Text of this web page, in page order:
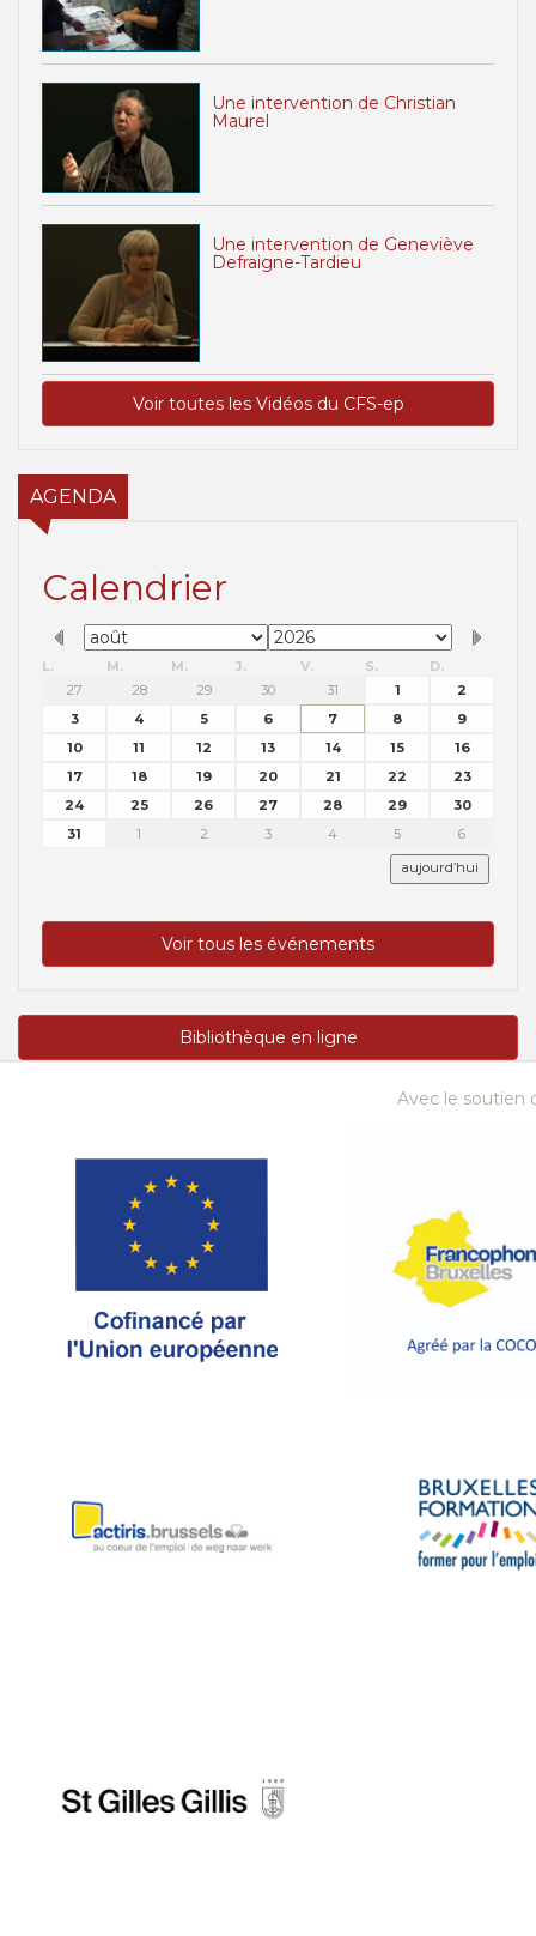
Une intervention de Christian
Maurel
Une intervention de Geneviève
Defraigne-Tardieu
Voir toutes les Vidéos du CFS-ep
AGENDA
Calendrier
L. M. M. J. V. S.
D.
27
28 29 30 31 1
2
3
4 5 6 7 8
9
10
11 12 13 14 15
16
17
18 19 20 21 22
23
24
25 26 27 28 29
30
31
1 2 3 4 5 6
aujourd’hui
Voir tous les événements
Bibliothèque en ligne
Avec le soutien